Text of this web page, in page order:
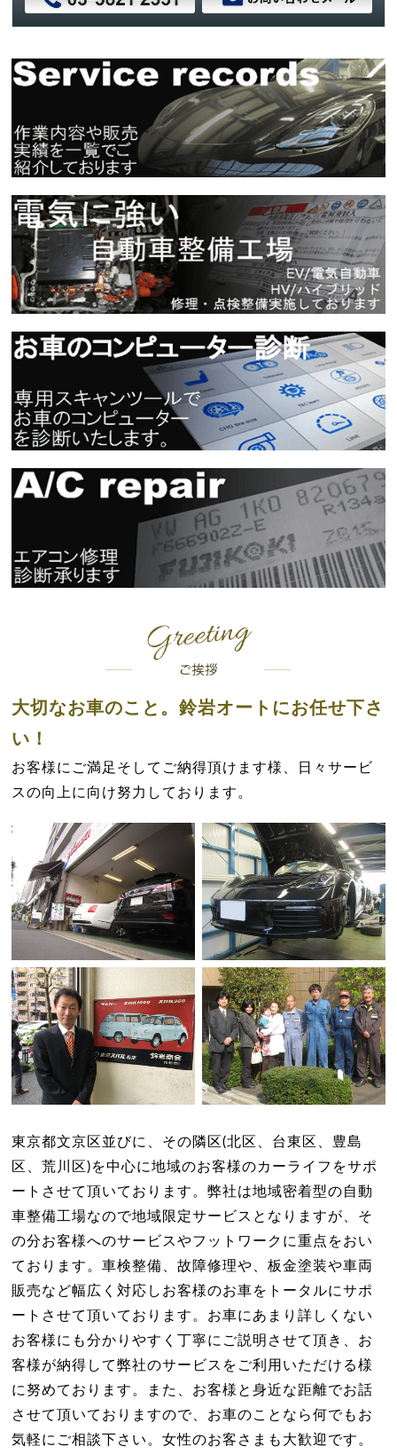
大切なお車のこと。鈴岩オートにお任せ下さ
い！
お客様にご満足そしてご納得頂けます様、日々サービ
スの向上に向け努力しております。
東京都文京区並びに、その隣区(北区、台東区、豊島
区、荒川区)を中心に地域のお客様のカーライフをサポ
ートさせて頂いております。弊社は地域密着型の自動
車整備工場なので地域限定サービスとなりますが、そ
の分お客様へのサービスやフットワークに重点をおい
ております。車検整備、故障修理や、板金塗装や車両
販売など幅広く対応しお客様のお車をトータルにサポ
ートさせて頂いております。お車にあまり詳しくない
お客様にも分かりやすく丁寧にご説明させて頂き、お
客様が納得して弊社のサービスをご利用いただける様
に努めております。また、お客様と身近な距離でお話
させて頂いておりますので、お車のことなら何でもお
気軽にご相談下さい。女性のお客さまも大歓迎です。